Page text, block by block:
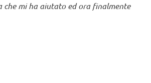
che mi ha aiutato ed ora finalmente